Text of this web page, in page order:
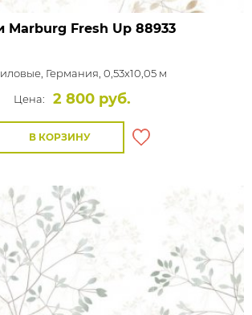
Marburg Fresh Up 88933
Германия, 0,53x10,05 м
Цена:
2 800 руб.
В КОРЗИНУ